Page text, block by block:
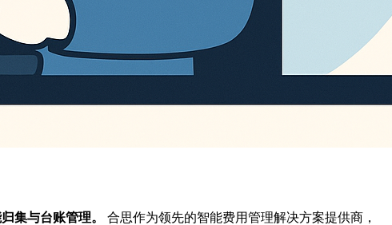
集与台账管理。
合思作为领先的智能费用管理解决方案提供商，